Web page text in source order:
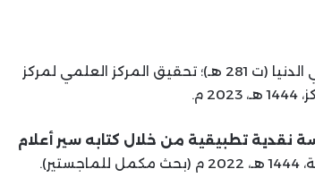
لأبي بكر عبدالله بن محمد بن أبي الدنيا (ت 281 هـ)؛ تحقيق المركز العلمي لمركز
م.
نقدية تطبيقية من خلال كتابه سير أعلام